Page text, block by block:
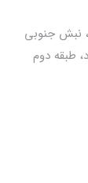
نبش جنوبی